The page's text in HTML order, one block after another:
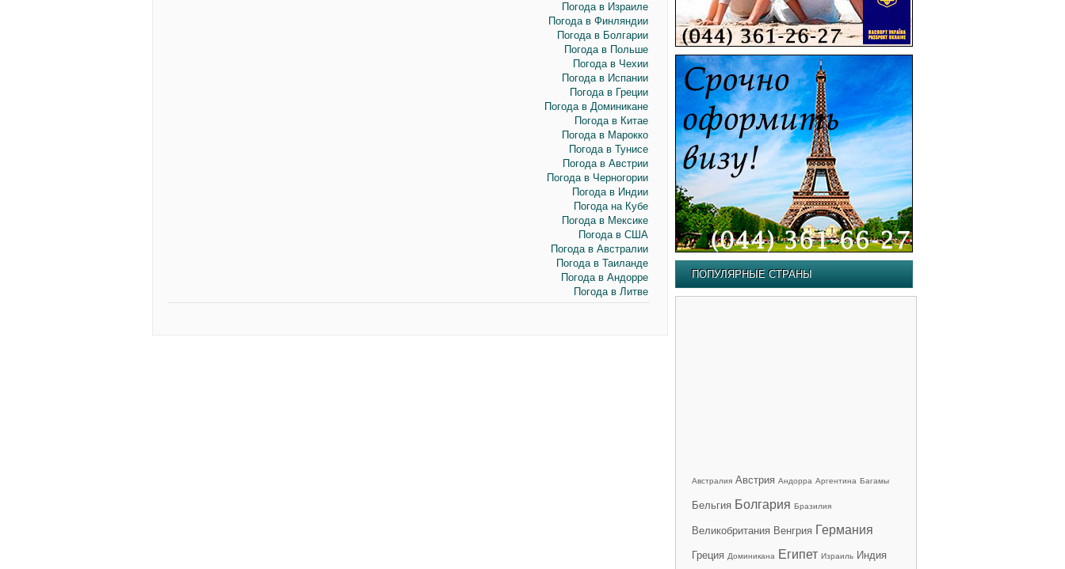
Погода в Израиле
Погода в Финляндии
Погода в Болгарии
Погода в Польше
Погода в Чехии
Погода в Испании
Погода в Греции
Погода в Доминикане
Погода в Китае
Погода в Марокко
Погода в Тунисе
Погода в Австрии
Погода в Черногории
Погода в Индии
Погода на Кубе
Погода в Мексике
Погода в США
Погода в Австралии
Погода в Таиланде
Погода в Андорре
Погода в Литве
ПОПУЛЯРНЫЕ СТРАНЫ
Австралия Австрия Андорра Аргентина Багамы
Бельгия Болгария Бразилия
Великобритания Венгрия Германия
Греция Доминикана Египет Израиль Индия